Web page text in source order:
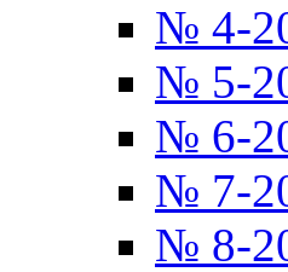
№ 4-
№ 5-
№ 6-
№ 7-
№ 8-